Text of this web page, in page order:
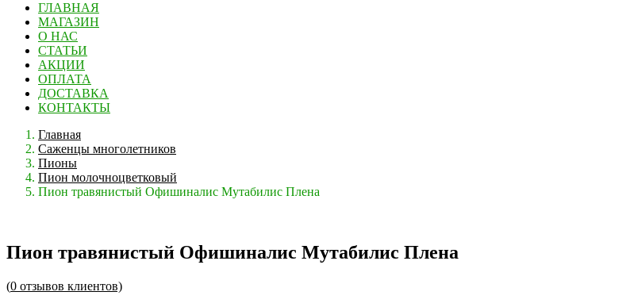
ГЛАВНАЯ
МАГАЗИН
О НАС
СТАТЬИ
АКЦИИ
ОПЛАТА
ДОСТАВКА
КОНТАКТЫ
Главная
Саженцы многолетников
Пионы
Пион молочноцветковый
Пион травянистый Офишиналис Мутабилис Плена
Пион травянистый Офишиналис Мутабилис Плена
(0 отзывов клиентов)